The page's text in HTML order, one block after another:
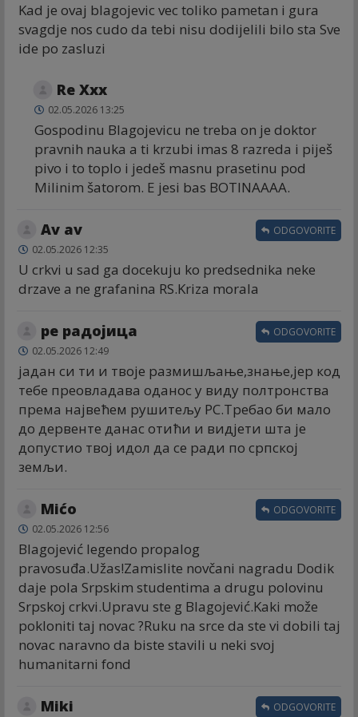
Kad je ovaj blagojevic vec toliko pametan i gura
svagdje nos cudo da tebi nisu dodijelili bilo sta Sve
ide po zasluzi
Re Xxx
02.05.2026 13:25
Gospodinu Blagojevicu ne treba on je doktor
pravnih nauka a ti krzubi imas 8 razreda i piješ
pivo i to toplo i jedeš masnu prasetinu pod
Milinim šatorom. E jesi bas BOTINAAAA.
Av av
02.05.2026 12:35
U crkvi u sad ga docekuju ko predsednika neke
drzave a ne grafanina RS.Kriza morala
ODGOVORITE
ре радојица
02.05.2026 12:49
јадан си ти и твоје размишљање,знање,јер код
тебе преовладава оданос у виду полтронства
према највећем рушитељу РС.Требао би мало
до дервенте данас отићи и видјети шта је
допустио твој идол да се ради по српској
земљи.
ODGOVORITE
Mićo
02.05.2026 12:56
Blagojević legendo propalog
pravosuđa.Užas!Zamislite novčani nagradu Dodik
daje pola Srpskim studentima a drugu polovinu
Srpskoj crkvi.Upravu ste g Blagojević.Kaki može
pokloniti taj novac ?Ruku na srce da ste vi dobili taj
novac naravno da biste stavili u neki svoj
humanitarni fond
ODGOVORITE
Miki ODGOVORITE